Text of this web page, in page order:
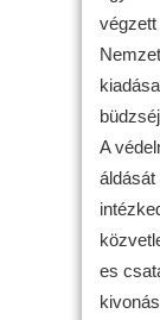
A
áldását
es